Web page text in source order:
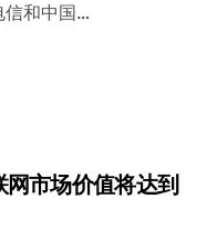
信和中国…
市场价值将达到